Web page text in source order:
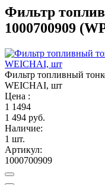
Фильтр
1000700909
Фильтр топливный
WEICHAI, шт
Цена :
1 1494
1 494 руб.
Наличие:
1 шт.
Артикул:
1000700909